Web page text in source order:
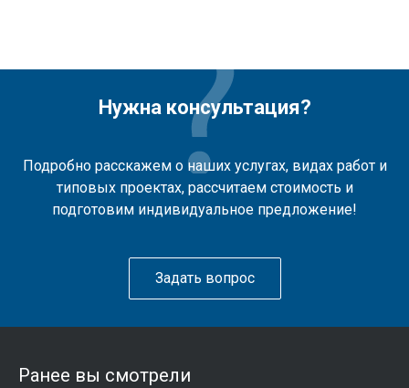
Нужна консультация?
Подробно расскажем о наших услугах, видах работ и
типовых проектах, рассчитаем стоимость и
подготовим индивидуальное предложение!
Задать вопрос
Ранее вы смотрели